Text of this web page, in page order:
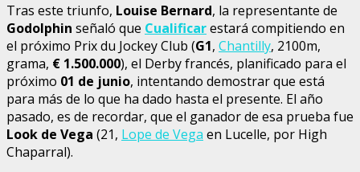
Tras este triunfo, Louise Bernard, la representante de
Godolphin señaló que Cualificarestará compitiendo en
el próximo Prix du Jockey Club (G1, Chantilly, 2100m,
grama, € 1.500.000), el Derby francés, planificado para el
próximo 01 de junio, intentando demostrar que está
para más de lo que ha dado hasta el presente. El año
pasado, es de recordar, que el ganador de esa prueba fue
Look de Vega (21, Lope de Vega en Lucelle, por High
Chaparral).